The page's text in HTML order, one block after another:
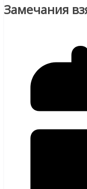
Замечания